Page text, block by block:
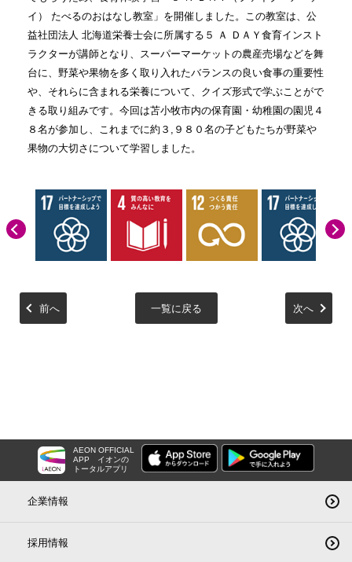
イ） たべるのおはなし教室」を開催しました。この教室は、公
益社団法人 北海道栄養士会に所属する５ Ａ ＤＡＹ食育インスト
ラクターが講師となり、スーパーマーケットの農産売場などを舞
台に、野菜や果物を多く取り入れたバランスの良い食事の重要性
や、それらに含まれる栄養について、クイズ形式で学ぶことがで
きる取り組みです。今回は苫小牧市内の保育園・幼稚園の園児４
８名が参加し、これまでに約３ , ９８０名の子どもたちが野菜や
果物の大切さについて学習しました。
前へ 一覧に戻る 次へ
AEON OFFICIAL
APP
イオンの
トータルアプリ
企業情報
採用情報